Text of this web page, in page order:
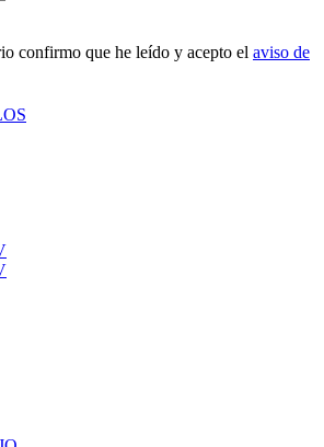
confirmo que he leído y acepto el aviso de